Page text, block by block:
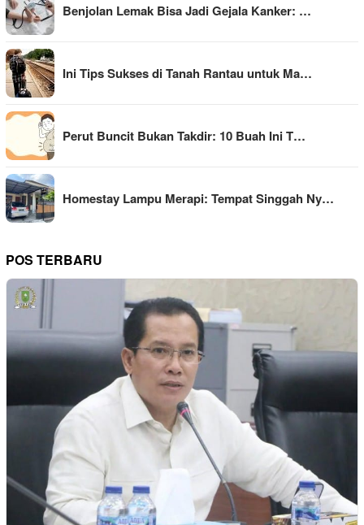
Benjolan Lemak Bisa Jadi Gejala Kanker: …
Ini Tips Sukses di Tanah Rantau untuk Ma…
Perut Buncit Bukan Takdir: 10 Buah Ini T…
Homestay Lampu Merapi: Tempat Singgah Ny…
POS TERBARU